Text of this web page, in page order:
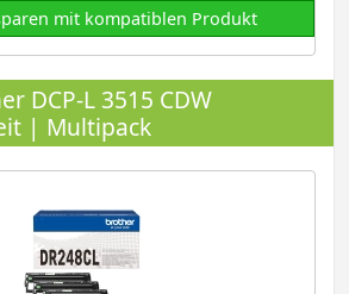
mit kompatiblen Produkt
DCP-L 3515 CDW
| Multipack